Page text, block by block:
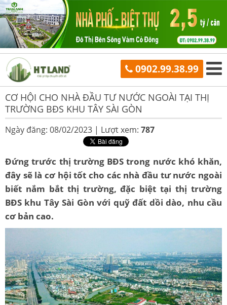
0902.99.38.99
CƠ HỘI CHO NHÀ ĐẦU TƯ NƯỚC NGOÀI TẠI THỊ
TRƯỜNG BĐS KHU TÂY SÀI GÒN
Ngày đăng: 08/02/2023 | Lượt xem: 787
Đứng trước thị trường BĐS trong nước khó khăn,
đây sẽ là cơ hội tốt cho các nhà đầu tư nước ngoài
biết nắm bắt thị trường, đặc biệt tại thị trường
BĐS khu Tây Sài Gòn với quỹ đất dồi dào, nhu cầu
cơ bản cao.